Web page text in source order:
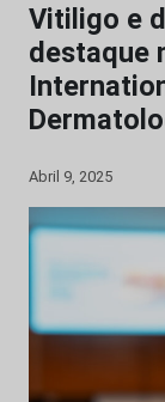
Vitiligo e
destaque
Abril 9, 2025